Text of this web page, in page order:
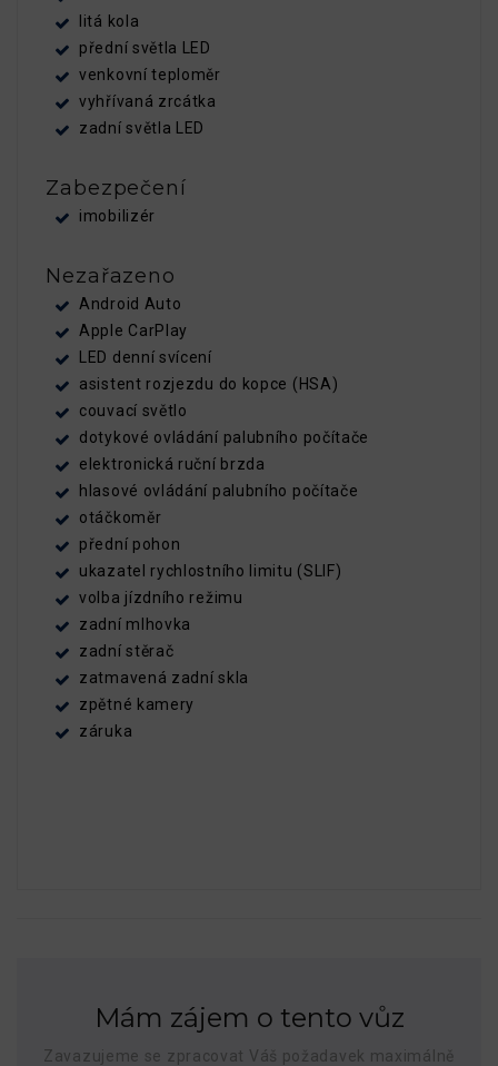
litá kola
přední světla LED
venkovní teploměr
vyhřívaná zrcátka
zadní světla LED
Zabezpečení
imobilizér
Nezařazeno
Android Auto
Apple CarPlay
LED denní svícení
asistent rozjezdu do kopce (HSA)
couvací světlo
dotykové ovládání palubního počítače
elektronická ruční brzda
hlasové ovládání palubního počítače
otáčkoměr
přední pohon
ukazatel rychlostního limitu (SLIF)
volba jízdního režimu
zadní mlhovka
zadní stěrač
zatmavená zadní skla
zpětné kamery
záruka
Mám zájem o tento vůz
Zavazujeme se zpracovat Váš požadavek maximálně